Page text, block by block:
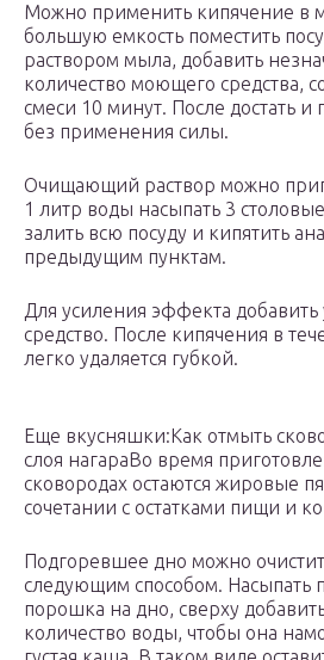
Можно применить кипячение в
большую емкость поместить
раствором мыла, добавить
количество моющего средства,
смеси 10 минут. После достать и
без применения силы.
Очищающий раствор можно
1 литр воды насыпать 3
залить всю посуду и кипятить
предыдущим пунктам.
Для усиления эффекта
средство. После кипячения в
легко удаляется губкой.
Еще вкусняшки:Как отмыть
слоя нагараВо время
сковородах остаются жировые
сочетании с остатками пищи и
Подгоревшее дно можно
следующим способом. Насыпать
порошка на дно, сверху
количество воды, чтобы она